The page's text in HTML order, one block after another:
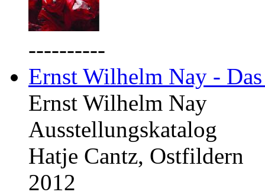
----------
Ernst Wilhelm Nay -
Ernst Wilhelm Nay
Ausstellungskatalog
Hatje Cantz, Ostfildern
2012